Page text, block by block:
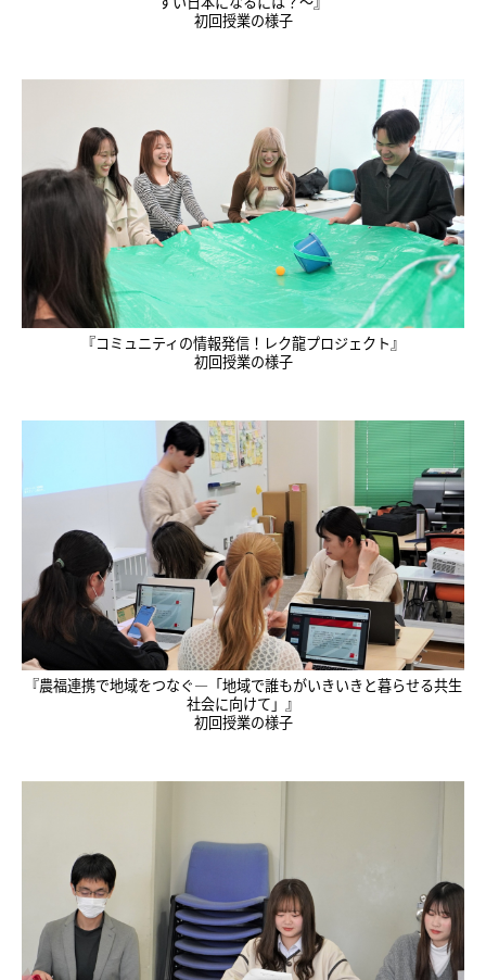
初回授業の様子
『コミュニティの情報発信！レク龍プロジェクト』
初回授業の様子
『農福連携で地域をつなぐ―「地域で誰もがいきいきと暮らせる共生
社会に向けて」』
初回授業の様子